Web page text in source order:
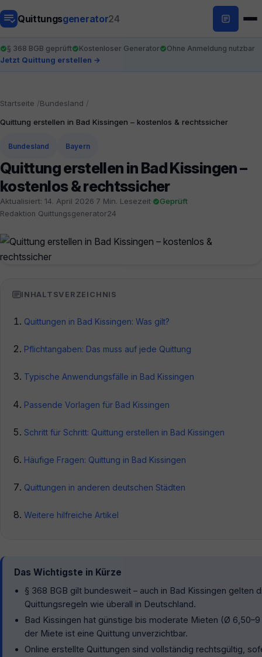
Quittungsgenerator24
§ 368 BGB geprüft Kostenloser Generator
Ohne Anmeldung nutzbar
Jetzt Quittung erstellen →
Startseite
Bundesland
Quittung erstellen in Bad Kissingen – kostenlos & rechtssicher
Bundesland Bayern
Quittung erstellen in Bad Kissingen –
kostenlos & rechtssicher
Aktualisiert: 14. April 2026 7 Min. Lesezeit Geprüft
Redaktion Quittungsgenerator24
INHALTSVERZEICHNIS
Quittungen in Bad Kissingen: Was gilt?
Pflichtangaben: Das muss auf jede Quittung
Typische Anwendungsfälle in Bad Kissingen
Passende Vorlagen für Bad Kissingen
Schritt für Schritt: Quittung erstellen in Bad Kissingen
Häufige Fragen: Quittung in Bad Kissingen
Quittungen in anderen deutschen Städten
Weitere hilfreiche Artikel
Das Wichtigste in Kürze
§ 368 BGB gilt bundesweit – auch in Bad Kissingen gelten
Quittungsregeln wie überall in Deutschland.
Bad Kissingen hat günstige bis moderate Mieten (Ø
der Miete ist eine Quittung unverzichtbar.
Online erstellte Quittungen sind vollständig rechtsgültig,